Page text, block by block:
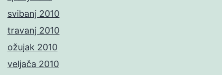
svibanj 2010
travanj 2010
ožujak 2010
veljača 2010